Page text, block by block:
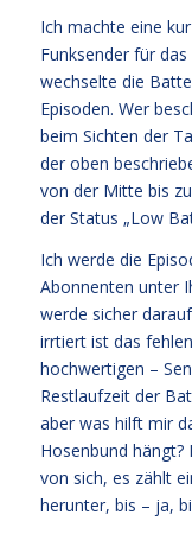
Ich machte eine
Funksender für
wechselte die
Episoden. Wer
beim Sichten der
der oben
von der Mitte bis
der Status „Low
Ich werde die
Abonnenten unter
werde sicher
irrtiert ist das
hochwertigen –
Restlaufzeit der
aber was hilft mir
Hosenbund
von sich, es zählt
herunter, bis – ja,